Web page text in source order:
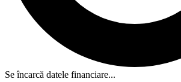
Se încarcă datele financiare...